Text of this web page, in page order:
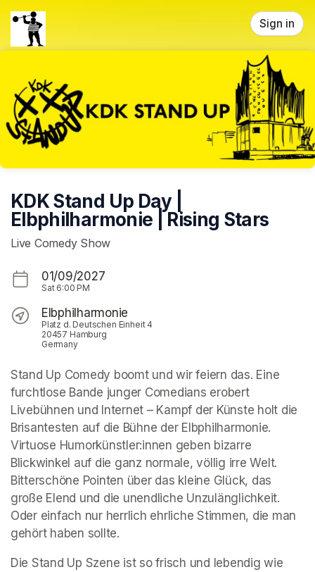
Skip header
Sign in
KDK Stand Up Day |
Elbphilharmonie | Rising Stars
Live Comedy Show
01/09/2027
Sat 6:00 PM
Elbphilharmonie
Platz d. Deutschen Einheit 4
20457 Hamburg
Germany
Stand Up Comedy boomt und wir feiern das. Eine
furchtlose Bande junger Comedians erobert
Livebühnen und Internet – Kampf der Künste holt die
Brisantesten auf die Bühne der Elbphilharmonie.
Virtuose Humorkünstler:innen geben bizarre
Blickwinkel auf die ganz normale, völlig irre Welt.
Bitterschöne Pointen über das kleine Glück, das
große Elend und die unendliche Unzulänglichkeit.
Oder einfach nur herrlich ehrliche Stimmen, die man
gehört haben sollte.
Die Stand Up Szene ist so frisch und lebendig wie